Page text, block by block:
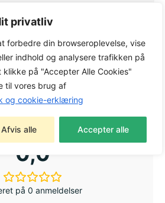
privatliv
forbedre din browseroplevelse, vise
indhold og analysere trafikken på
på "Accepter Alle Cookies"
til vores brug af
og cookie-erklæring
Afvis alle Accepter alle
56
0,0
på 0 anmeldelser